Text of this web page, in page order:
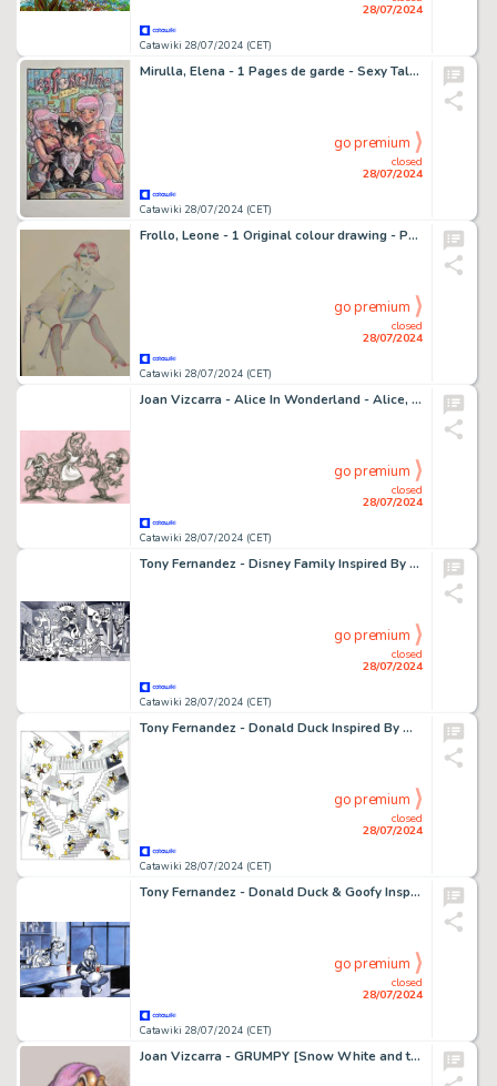
Catawiki 28/07/2024 (CET)
28/07/2024
Mirulla, Elena - 1 Pages de garde - Sexy Tales #2 - "Le tre porcelline"
Catawiki 28/07/2024 (CET)
closed
28/07/2024
go premium
Frollo, Leone - 1 Original colour drawing - Parisienne
Catawiki 28/07/2024 (CET)
closed
28/07/2024
go premium
Joan Vizcarra - Alice In Wonderland - Alice, The Mad Hatter and The March Hare - Unique Copy - Artist Edition
Catawiki 28/07/2024 (CET)
closed
28/07/2024
go premium
Tony Fernandez - Disney Family Inspired By Picasso's "Guernica" (1937) - 65 x 42 cm - Hors Commerce (H.C.)
Catawiki 28/07/2024 (CET)
closed
28/07/2024
go premium
Tony Fernandez - Donald Duck Inspired By M. C. Escher's "Relativity" (1953) - 65 x 42 cm - Unique Copy
Catawiki 28/07/2024 (CET)
closed
28/07/2024
go premium
Tony Fernandez - Donald Duck & Goofy Inspired By Edward Hopper's "Nighthawks" (1942) - Unique Copy - Artist Edition
Catawiki 28/07/2024 (CET)
closed
28/07/2024
go premium
Joan Vizcarra - GRUMPY [Snow White and the Seven Dwarfs] - Unique Copy - Artist Edition - Hand Signed